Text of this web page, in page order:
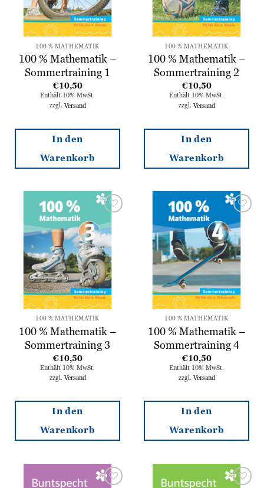
100 % MATHEMATIK
100 % Mathematik –
Sommertraining 1
€10,50
Enthält 10% MwSt.
zzgl. Versand
In den
Warenkorb
100 % MATHEMATIK
100 % Mathematik –
Sommertraining 2
€10,50
Enthält 10% MwSt.
zzgl. Versand
In den
Warenkorb
Wunschliste
hinzufügen
100 % MATHEMATIK
100 % Mathematik –
Sommertraining 3
€10,50
Enthält 10% MwSt.
zzgl. Versand
In den
Warenkorb
Zur
Wunschliste
hinzufügen
100 % MATHEMATIK
100 % Mathematik –
Sommertraining 4
€10,50
Enthält 10% MwSt.
zzgl. Versand
In den
Warenkorb